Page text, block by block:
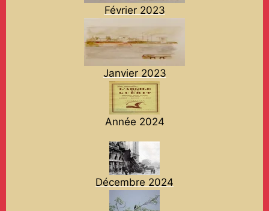
Février 2023
Janvier 2023
Année 2024
Décembre 2024